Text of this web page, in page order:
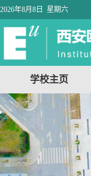
2026年8月8日 星期六
学校主页